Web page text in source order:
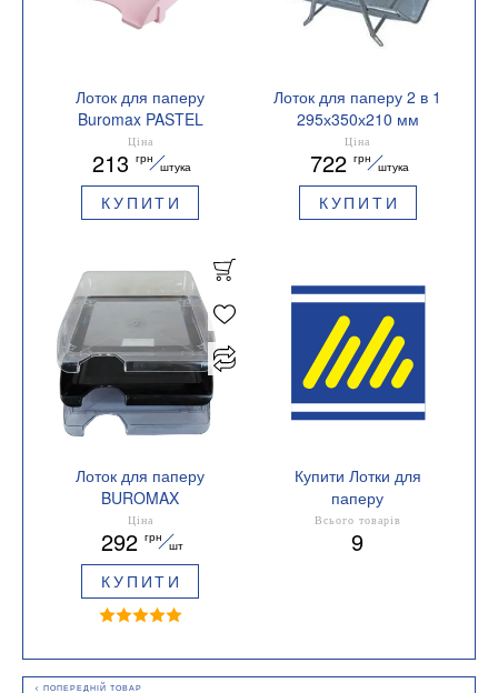
Лоток для паперу
Buromax PASTEL
BM.6354
горизонтальний
пластиковий
358х260х66 мм
Ціна
213 грн
штука
КУПИТИ
Лоток для паперу 2 в 1
295х350х210 мм
металевий BM.6250
Buromax
Ціна
722 грн
штука
КУПИТИ
Лоток для паперу
BUROMAX
горизонтальний
BM.6000
Ціна
292 грн
шт
КУПИТИ
Купити Лотки для
паперу
Вид горизонтальний
Всього товарів
9